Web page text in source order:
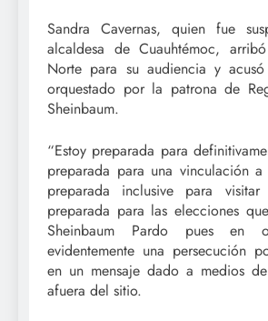
Sandra Cavernas, quien fue
alcaldesa de Cuauhtémoc,
Norte para su audiencia y
orquestado por la patrona de
Sheinbaum.
“Estoy preparada para
preparada para una vinculación a
preparada inclusive para
preparada para las elecciones
Sheinbaum Pardo pues en
evidentemente una persecución
en un mensaje dado a medios
afuera del sitio.